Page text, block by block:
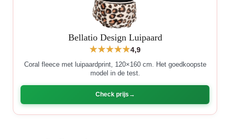
Bellatio Design Luipaard
4,9
Coral fleece met luipaardprint, 120×160 cm. Het goedkoopste
model in de test.
Check prijs